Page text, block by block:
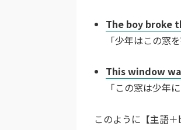
The boy broke
「少年はこの窓
This window
「この窓は少年
このように【主語